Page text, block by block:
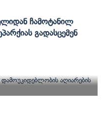
Ჩამოტანილ
Გადასცემენ